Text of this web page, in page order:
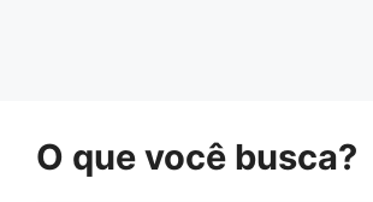
O que você busca?